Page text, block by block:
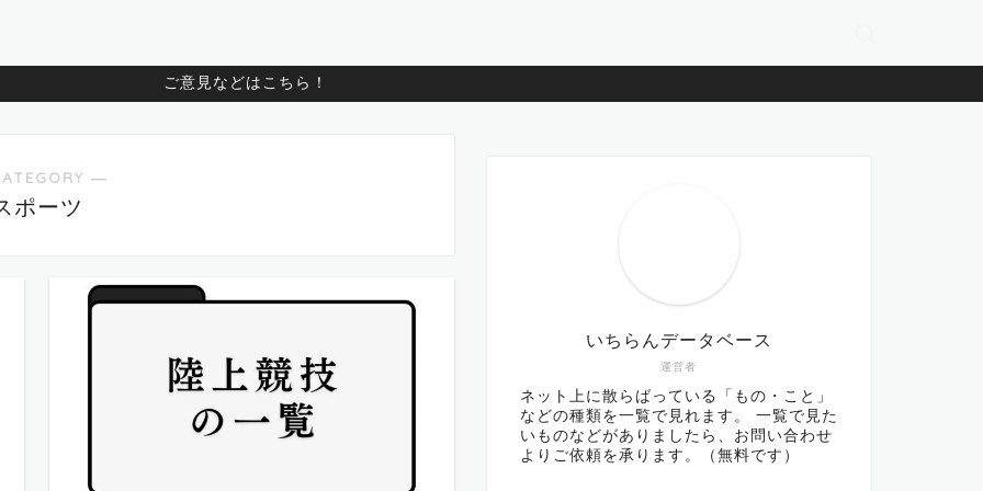
ご意見などはこちら！
―
ポーツ
運営者
いちらんデータベース
ネット上に散らばっている「もの・こと」
などの種類を一覧で見れます。 一覧で見た
いものなどがありましたら、お問い合わせ
よりご依頼を承ります。（無料です）